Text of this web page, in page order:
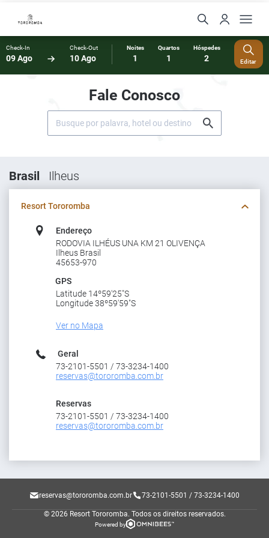
Check-In
09 Ago
Check-Out
10 Ago
Noites
1
Quartos
1
Hóspedes
2 Editar
Fale Conosco
Brasil Ilheus
Resort Tororomba
Endereço
RODOVIA ILHÉUS UNA KM 21 OLIVENÇA
Ilheus Brasil
45653-970
GPS
Latitude 14º59'25"S
Longitude 38º59'59"S
Ver no Mapa
Geral
73-2101-5501 / 73-3234-1400
reservas@tororomba.com.br
Reservas
73-2101-5501 / 73-3234-1400
reservas@tororomba.com.br
reservas@tororomba.com.br 73-2101-5501 / 73-3234-1400
© 2026 Resort Tororomba. Todos os direitos reservados.
Powered by